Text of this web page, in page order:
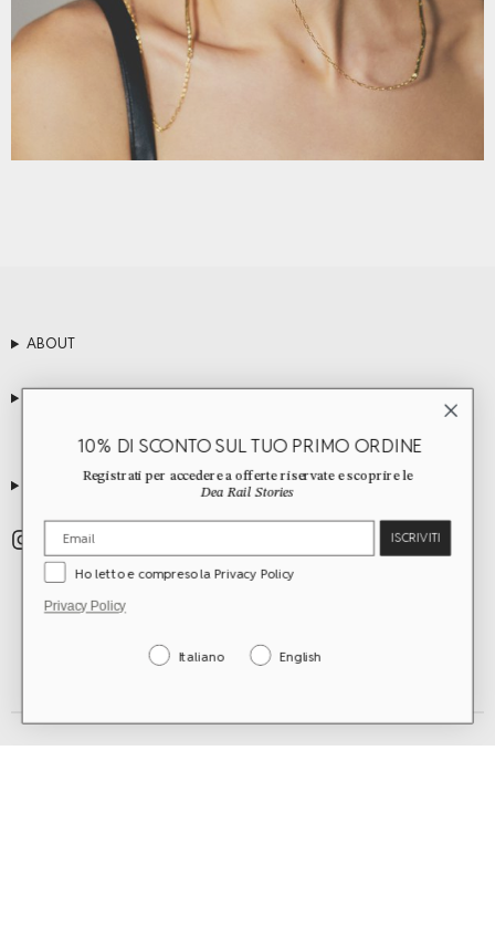
ABOUT
10% DI SCONTO SUL TUO PRIMO ORDINE
Registrati per accedere a offerte riservate e scoprire le
Dea Rail Stories
ISCRIVITI
Ho letto e compreso la Privacy Policy
Privacy Policy
Italiano English